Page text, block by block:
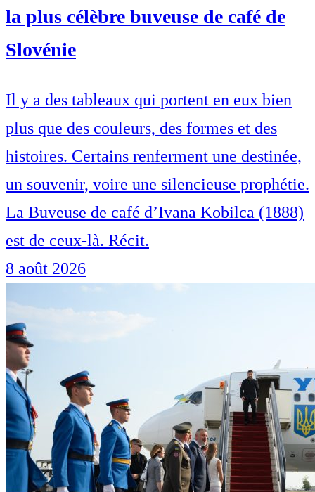
la plus célèbre buveuse de café de
Slovénie
Il y a des tableaux qui portent en eux bien
plus que des couleurs, des formes et des
histoires. Certains renferment une destinée,
un souvenir, voire une silencieuse prophétie.
La Buveuse de café d’Ivana Kobilca (1888)
est de ceux-là. Récit.
8 août 2026